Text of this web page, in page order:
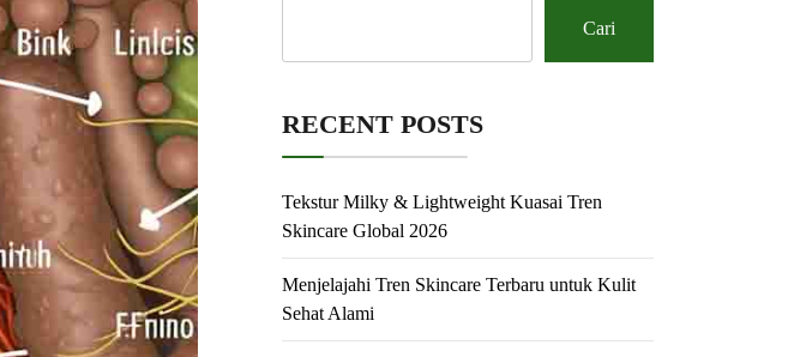
Cari
RECENT POSTS
Tekstur Milky & Lightweight Kuasai Tren
Skincare Global 2026
Menjelajahi Tren Skincare Terbaru untuk Kulit
Sehat Alami